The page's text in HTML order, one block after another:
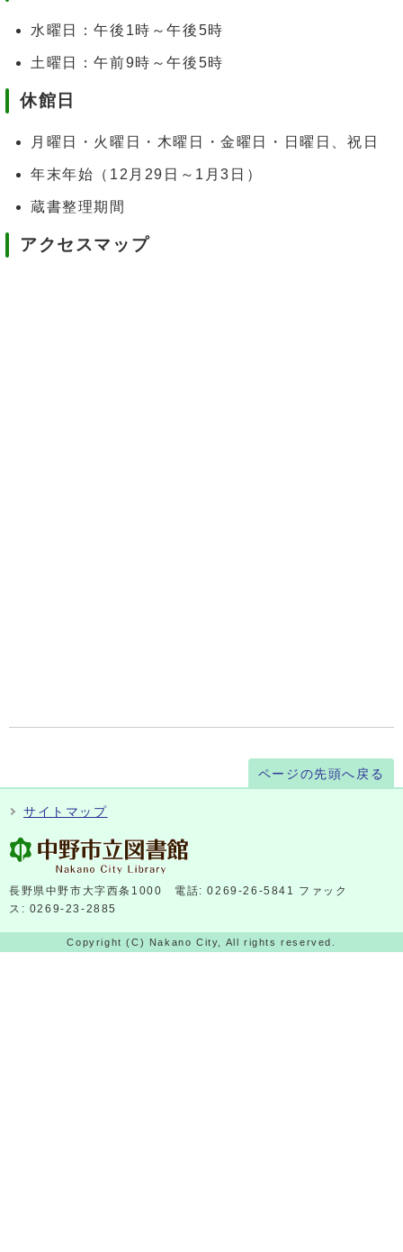
水曜日：午後1時～午後5時
土曜日：午前9時～午後5時
休館日
月曜日・火曜日・木曜日・金曜日・日曜日、祝日
年末年始（12月29日～1月3日）
蔵書整理期間
アクセスマップ
ページの先頭へ戻る
サイトマップ
長野県中野市大字西条1000 電話: 0269-26-5841 ファック
ス: 0269-23-2885
Copyright (C) Nakano City, All rights reserved.